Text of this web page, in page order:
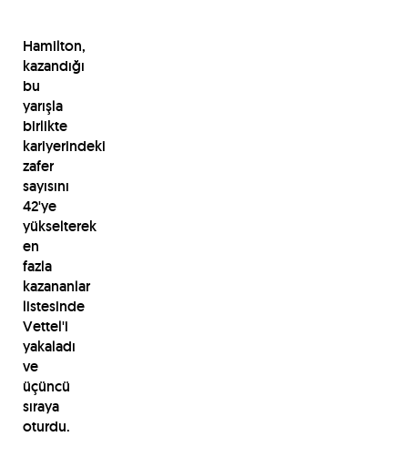
Hamilton,
kazandığı
bu
yarışla
birlikte
kariyerindeki
zafer
sayısını
42'ye
yükselterek
en
fazla
kazananlar
listesinde
Vettel'i
yakaladı
ve
üçüncü
sıraya
oturdu.